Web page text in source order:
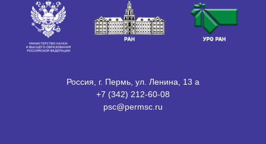
Россия, г. Пермь, ул. Ленина, 13 а
+7 (342) 212-60-08
psc@permsc.ru